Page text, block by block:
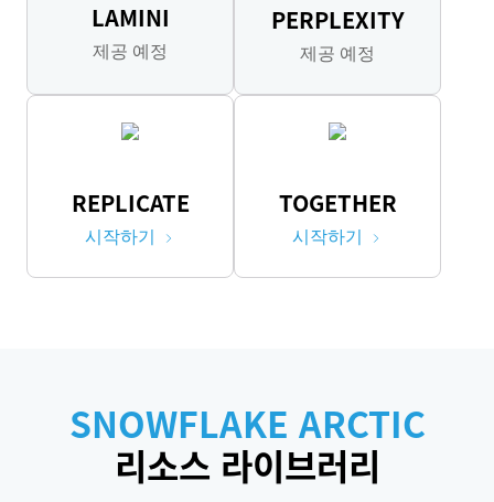
LAMINI
제공 예정
PERPLEXITY
제공 예정
REPLICATE
시작하기
TOGETHER
시작하기
SNOWFLAKE ARCTIC
리소스 라이브러리